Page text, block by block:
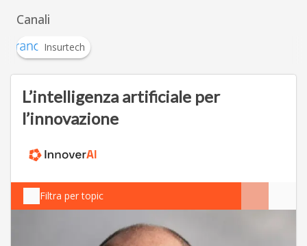
Canali
Insurtech
L’intelligenza artificiale per
l’innovazione
Filtra per topic